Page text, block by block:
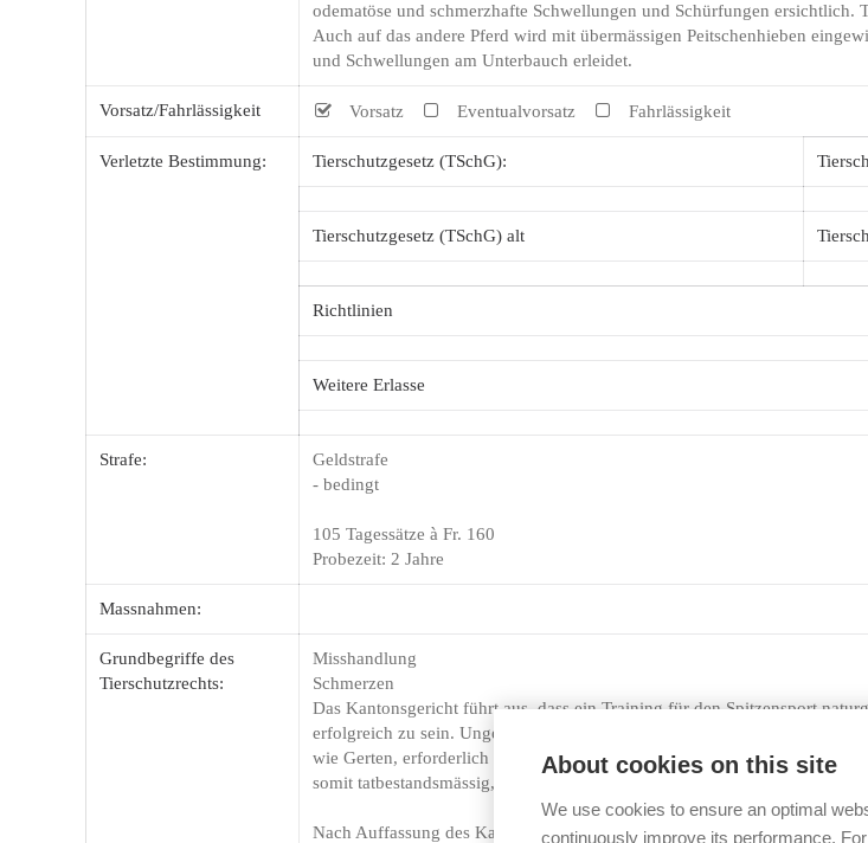
odematöse und schmerzhafte Schwellungen und Schürfungen
Auch auf das andere Pferd wird mit übermässigen Peitschenhieben
und Schwellungen am Unterbauch erleidet.
Vorsatz/Fahrlässigkeit Vorsatz Eventualvorsatz Fahrlässigkeit
Verletzte Bestimmung: Tierschutzgesetz (TSchG):
Tierschutzgesetz (TSchG) alt
Richtlinien
Weitere Erlasse
Strafe:
Geldstrafe
- bedingt
105 Tagessätze à Fr. 160
Probezeit: 2 Jahre
Massnahmen:
Grundbegriffe des
Tierschutzrechts:
Misshandlung
Schmerzen
Das Kantonsgericht führt aus, dass ein Training für den Spitzensport
erfolgreich zu sein. Ungehorsam oder eine Verweigerungshaltung eines
wie Gerten, erforderlich mache. Dabei komme es auch auf den Charakter
somit tatbestandsmässig, wenn das Pferd durch die Handlungen
Nach Auffassung des Kantonsgericht sei es notorisch, dass Pferde nur in
About cookies on this site
We use cookies to ensure an optimal
continuously improve its performance.